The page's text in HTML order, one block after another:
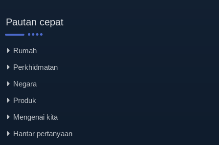
Pautan cepat
Rumah
Perkhidmatan
Negara
Produk
Mengenai kita
Hantar pertanyaan